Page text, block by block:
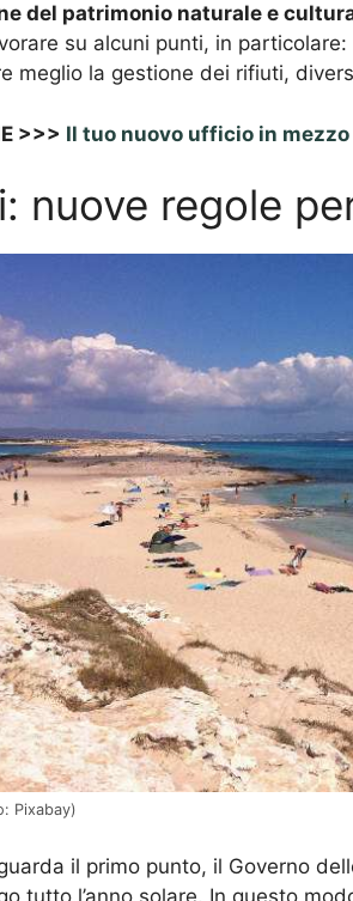
del patrimonio naturale e
su alcuni punti, in
meglio la gestione dei rifiuti,
>>> Il tuo nuovo ufficio in
nuove regole
Pixabay)
il primo punto, il Governo
tutto l’anno solare. In questo